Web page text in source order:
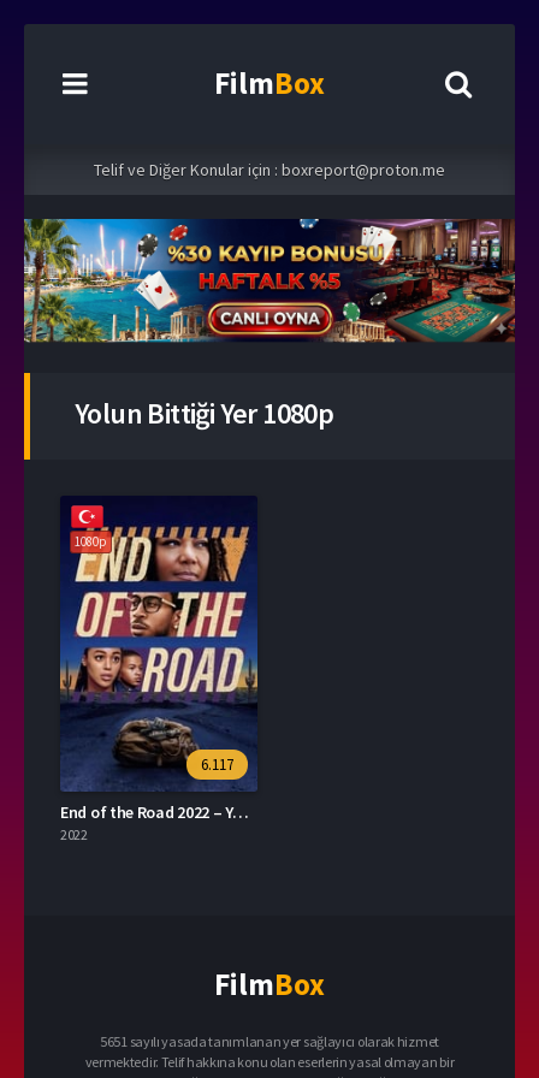
FilmBox
Telif ve Diğer Konular için : boxreport@proton.me
Yolun Bittiği Yer 1080p
1080p
6.117
End of the Road 2022 – Yolun Bittiği Yer 1080p Turkce Dublaj izle
2022
FilmBox
5651 sayılı yasada tanımlanan yer sağlayıcı olarak hizmet
vermektedir. Telif hakkına konu olan eserlerin yasal olmayan bir